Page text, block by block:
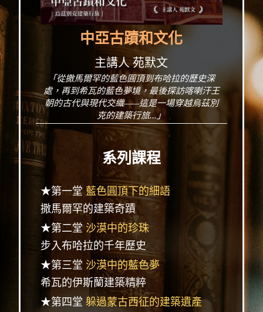
中亞古蹟和文化
主講人 苑默文
「從撒馬爾罕的藍色圓頂到布哈拉的歷史深
處，再到希瓦的藍色夢境，最後探訪喀喇汗王
朝的古代與現代交織——這是一場穿越烏茲別
克的建築行旅...」
系列課程
★第一堂藍色圓頂下的細語
撒馬爾罕的建築奇蹟
★第二堂沙漠中的珍珠
步入布哈拉的千年歷史
★第三堂 沙漠中的藍色夢
希瓦的伊斯蘭建築精粹
★第四堂 躲過蒙古西征的建築遺產